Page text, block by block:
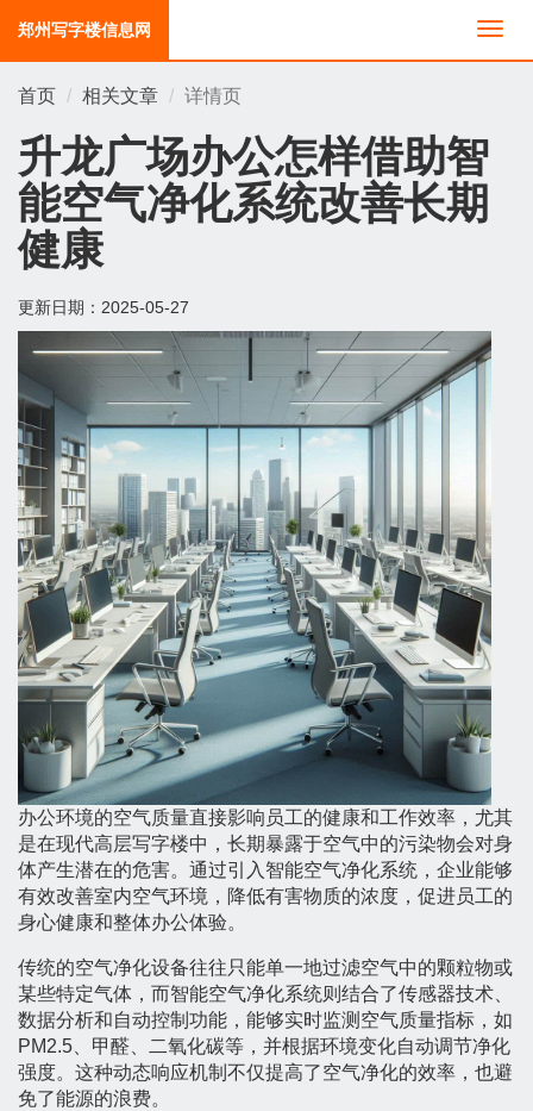
切
换
郑州写字楼信息网
首页 相关文章 详情页
升龙广场办公怎样借助智
能空气净化系统改善长期
健康
更新日期： 2025-05-27
办公环境的空气质量直接影响员工的健康和工作效率，尤其
是在现代高层写字楼中，长期暴露于空气中的污染物会对身
体产生潜在的危害。通过引入智能空气净化系统，企业能够
有效改善室内空气环境，降低有害物质的浓度，促进员工的
身心健康和整体办公体验。
传统的空气净化设备往往只能单一地过滤空气中的颗粒物或
某些特定气体，而智能空气净化系统则结合了传感器技术、
数据分析和自动控制功能，能够实时监测空气质量指标，如
PM2.5、甲醛、二氧化碳等，并根据环境变化自动调节净化
强度。这种动态响应机制不仅提高了空气净化的效率，也避
免了能源的浪费。